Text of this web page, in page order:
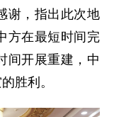
谢，指出此次地
方在最短时间完
间开展重建，中
胜利。